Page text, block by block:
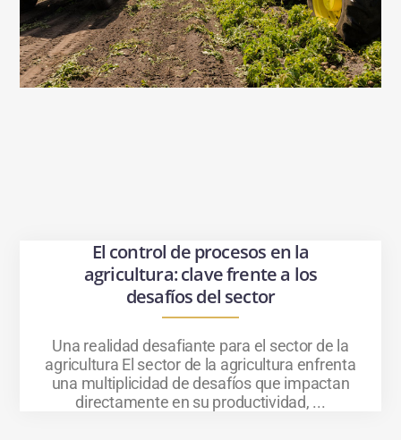
El control de procesos en la
agricultura: clave frente a los
desafíos del sector
Una realidad desafiante para el sector de la
agricultura El sector de la agricultura enfrenta
una multiplicidad de desafíos que impactan
directamente en su productividad, ...